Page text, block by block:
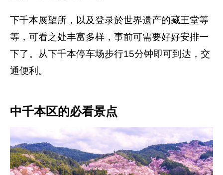
下千本展望所，以及登录於世界遗产的藏王堂等
等，可看之处丰富多样，事前可需要好好安排一
下了。从下千本停车场步行15分钟即可到达，交
通便利。
中千本区的必看景点